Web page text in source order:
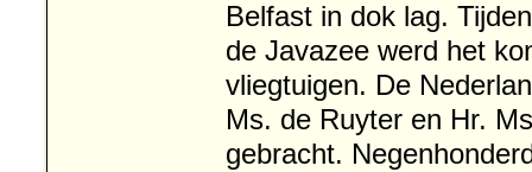
Belfast in dok lag.
de Javazee werd het
vliegtuigen. De
Ms. de Ruyter en Hr.
gebracht.